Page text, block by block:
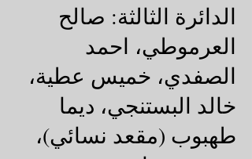
الدائرة الثالثة: صالح
العرموطي، احمد
الصفدي، خميس عطية،
خالد البستنجي، ديما
طهبوب (مقعد نسائي)،